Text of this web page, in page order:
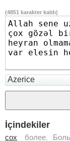
(4851 karakter kaldı)
Azerice
İçindekiler
cox более,